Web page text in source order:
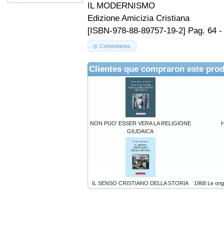
IL MODERNISMO
Edizione Amicizia Cristiana
[ISBN-978-88-89757-19-2] Pag. 64
Comentarios
Clientes que compraron este
NON PUO' ESSER VERA LA RELIGIONE
GIUDAICA
IL SENSO CRISTIANO DELLA STORIA 1968 Le